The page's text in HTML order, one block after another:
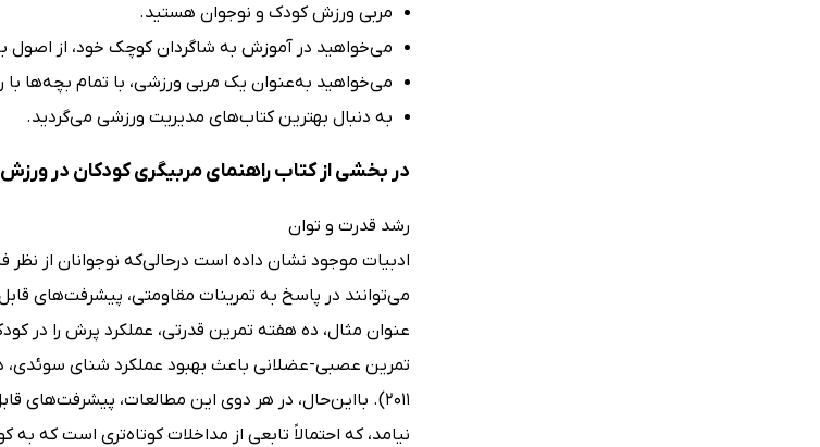
مربی ورزش کودک و نوجوان هستید.
می‌خواهید در آموزش به شاگردان کوچک خود، از اصول
می‌خواهید به‌عنوان یک مربی ورزشی، با تمام بچه‌ها با
به دنبال بهترین کتاب‌های مدیریت ورزشی می‌گردید.
در بخشی از کتاب راهنمای مربیگری کودکان در
رشد قدرت و توان
ادبیات موجود نشان داده است درحالی‌که نوجوانان از
تمرین عصبی-عضلانی باعث بهبود عملکرد شنای سوئدی،
2011). بااین‌حال، در هر دوی این مطالعات،
نیامد، که احتمالاً تابعی از مداخلات کوتاه‌تری است که